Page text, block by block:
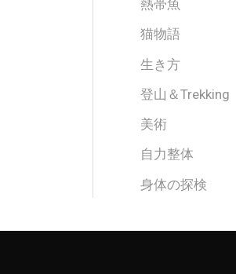
熱帯魚
猫物語
生き方
登山＆Trekking
美術
自力整体
身体の探検